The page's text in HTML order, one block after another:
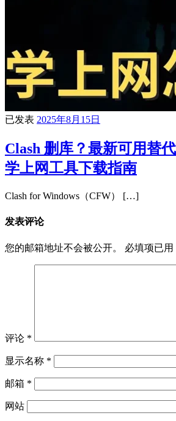
已发表 2025年8月15日
Clash 删库？最新可用替
学上网工具下载指南
Clash for Windows（CFW） […]
发表评论
您的邮箱地址不会被公开。 必填项已用
评论 *
显示名称 *
邮箱 *
网站